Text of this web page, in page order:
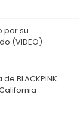
por su
(VIDEO)
BLACKPINK